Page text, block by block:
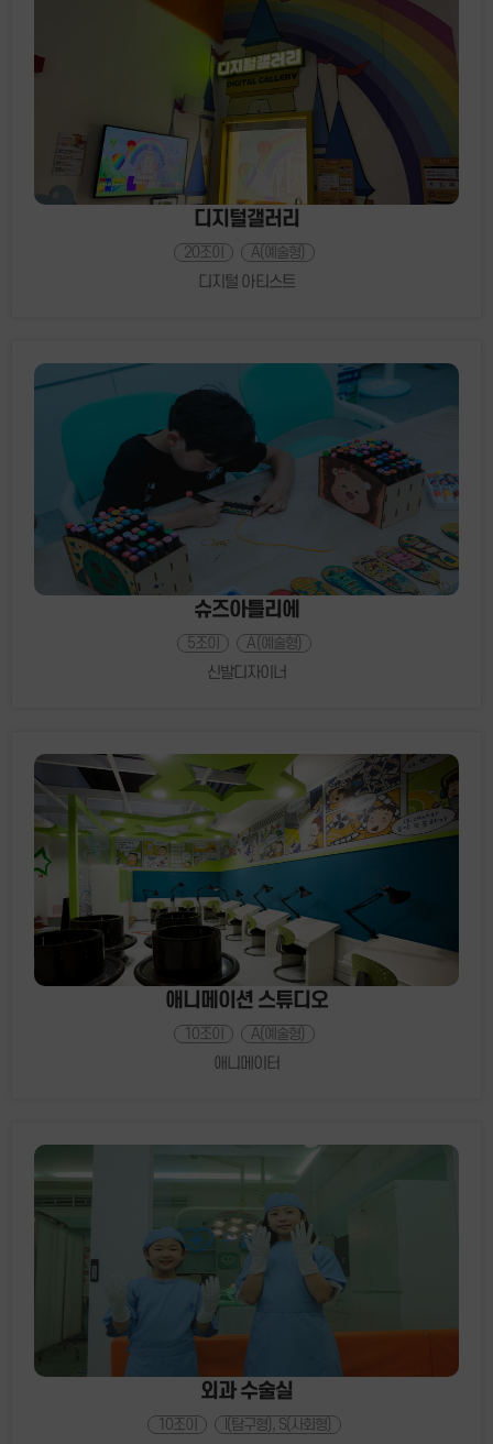
디지털갤러리
20조이 A(예술형)
디지털 아티스트
슈즈아틀리에
5조이 A(예술형)
신발디자이너
애니메이션 스튜디오
10조이 A(예술형)
애니메이터
외과 수술실
10조이 I(탐구형), S(사회형)